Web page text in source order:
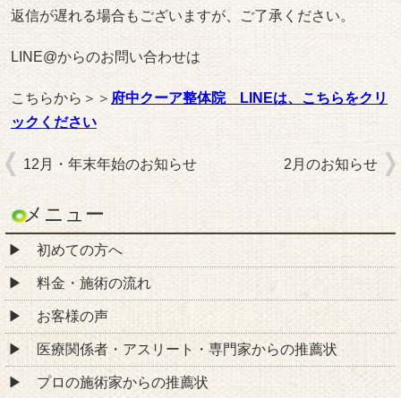
返信が遅れる場合もございますが、ご了承ください。
LINE@からのお問い合わせは
こちらから＞＞ 府中クーア整体院 LINEは、こちらをクリ
ック ください
12月・年末年始のお知らせ 2月のお知らせ
メニュー
初めての方へ
料金・施術の流れ
お客様の声
医療関係者・アスリート・専門家からの推薦状
プロの施術家からの推薦状